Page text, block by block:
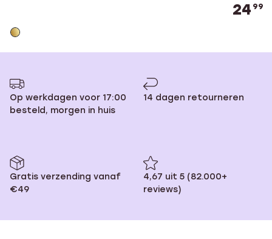
24 99
Op werkdagen voor 17:00
besteld, morgen in huis
14 dagen retourneren
Gratis verzending vanaf
€49
4,67 uit 5 (82.000+
reviews)